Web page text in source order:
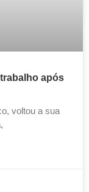
após
voltou a sua